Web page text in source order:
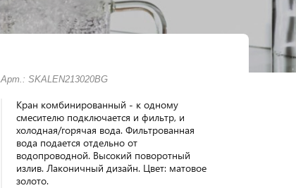
Арт.: SKALEN213020BG
Кран комбинированный - к одному
смесителю подключается и фильтр, и
холодная/горячая вода. Фильтрованная
вода подается отдельно от
водопроводной. Высокий поворотный
излив. Лаконичный дизайн. Цвет: матовое
золото.